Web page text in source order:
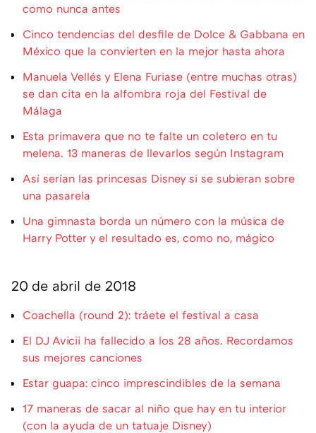
como nunca antes
Cinco tendencias del desfile de Dolce & Gabbana en
México que la convierten en la mejor hasta ahora
Manuela Vellés y Elena Furiase (entre muchas otras)
se dan cita en la alfombra roja del Festival de
Málaga
Esta primavera que no te falte un coletero en tu
melena. 13 maneras de llevarlos según Instagram
Así serían las princesas Disney si se subieran sobre
una pasarela
Una gimnasta borda un número con la música de
Harry Potter y el resultado es, como no, mágico
20 de abril de 2018
Coachella (round 2): tráete el festival a casa
El DJ Avicii ha fallecido a los 28 años. Recordamos
sus mejores canciones
Estar guapa: cinco imprescindibles de la semana
17 maneras de sacar al niño que hay en tu interior
(con la ayuda de un tatuaje Disney)